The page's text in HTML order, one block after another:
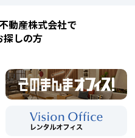
動産株式会社で
探しの方